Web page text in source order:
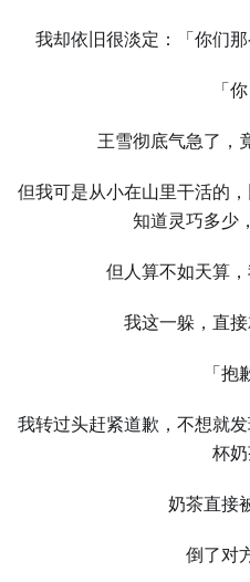
我却依旧很淡定：「你们
「
王雪彻底气急了，
但我可是从小在山里干活的
知道灵巧多少
但人算不如天算，
我这一躲，直接
「抱
我转过头赶紧道歉，不想就
杯奶
奶茶直接
倒了对